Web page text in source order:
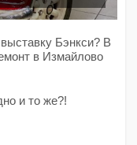
Бэнкси? В
в Измайлово
и то же?!